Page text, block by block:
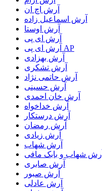
آرش اچ ان
آرش اسماعیل زاده
آرش اوستا
آرش ای پی
آرش ای پی AP
آرش بهزادی
آرش تشکری
آرش حاتمی نژاد
آرش حسینی
آرش خان احمدی
آرش خداخواه
آرش درستکار
آرش رمضان
آرش زیادی
آرش شهاب
آرش شهاب و بابک مافی
آرش صابری
آرش صبور
آرش عادلی